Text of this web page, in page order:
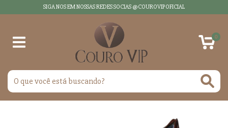
SIGA NOS EM NOSSAS REDES SOCIAS @COUROVIPOFICIAL
0